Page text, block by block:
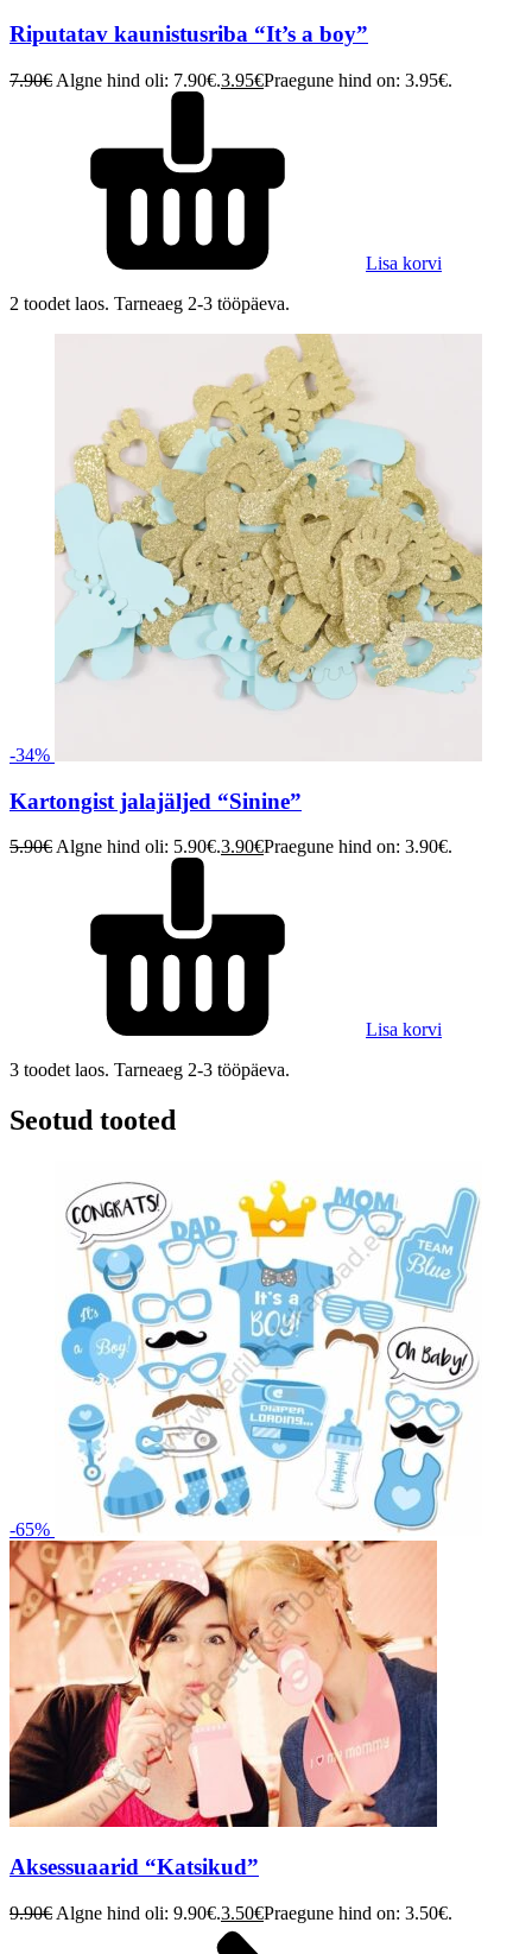
Riputatav kaunistusriba “It’s a boy”
7.90€ Algne hind oli: 7.90€.3.95€Praegune hind on: 3.95€.
Lisa korvi
2 toodet laos. Tarneaeg 2-3 tööpäeva.
-34%
Kartongist jalajäljed “Sinine”
5.90€Algne hind oli: 5.90€.3.90€Praegune hind on: 3.90€.
Lisa korvi
3 toodet laos. Tarneaeg 2-3 tööpäeva.
Seotud tooted
-65%
Aksessuaarid “Katsikud”
9.90€ Algne hind oli: 9.90€.3.50€Praegune hind on: 3.50€.